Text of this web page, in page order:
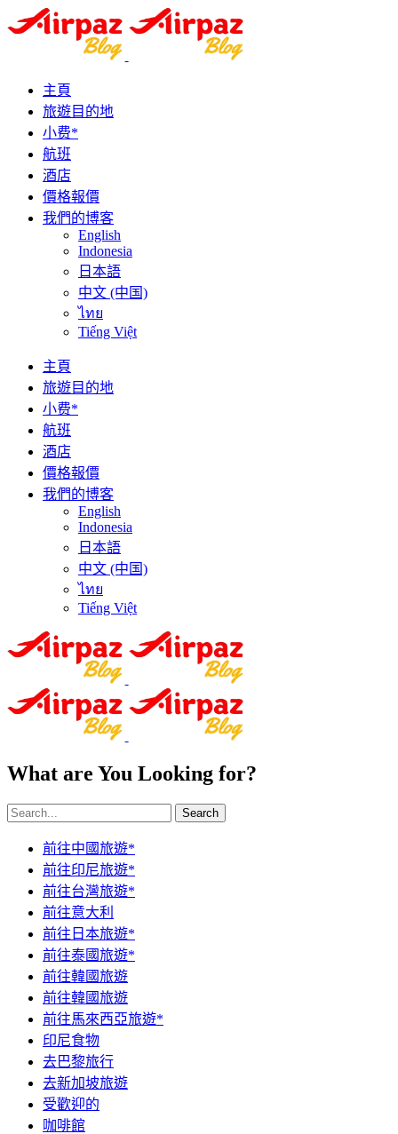
主頁
旅遊目的地
小费*
航班
酒店
價格報價
我們的博客
English
Indonesia
日本語
中文 (中国)
ไทย
Tiếng Việt
主頁
旅遊目的地
小费*
航班
酒店
價格報價
我們的博客
English
Indonesia
日本語
中文 (中国)
ไทย
Tiếng Việt
What are You Looking for?
Search
前往中國旅遊*
前往印尼旅遊*
前往台灣旅遊*
前往意大利
前往日本旅遊*
前往泰國旅遊*
前往韓國旅遊
前往韓國旅遊
前往馬來西亞旅遊*
印尼食物
去巴黎旅行
去新加坡旅遊
受歡迎的
咖啡館